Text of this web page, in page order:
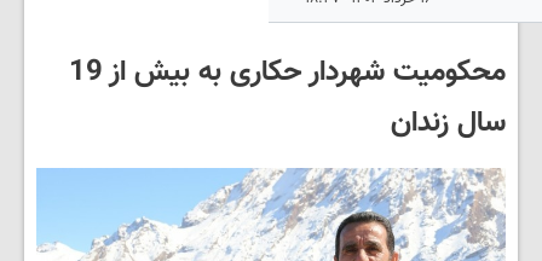
محکومیت شهردار حکاری به بیش از 19
سال زندان